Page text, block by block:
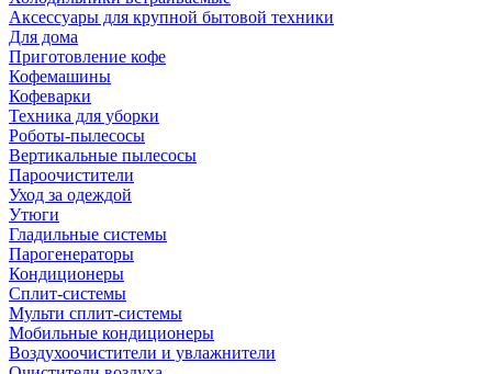
Аксессуары для крупной бытовой техники
Для дома
Приготовление кофе
Кофемашины
Кофеварки
Техника для уборки
Роботы-пылесосы
Вертикальные пылесосы
Пароочистители
Уход за одеждой
Утюги
Гладильные системы
Парогенераторы
Кондиционеры
Сплит-системы
Мульти сплит-системы
Мобильные кондиционеры
Воздухоочистители и увлажнители